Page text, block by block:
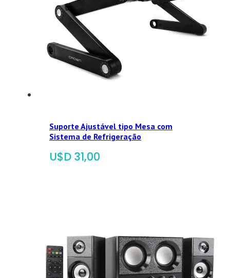
Suporte Ajustável tipo Mesa com
Sistema de Refrigeração
$ 31,00